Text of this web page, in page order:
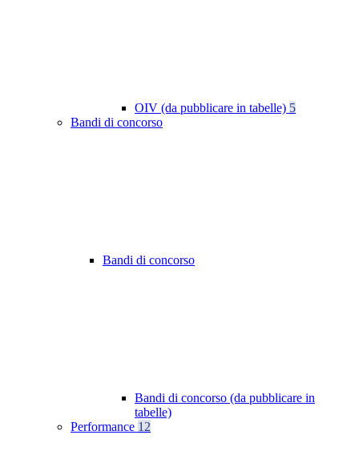
OIV (da pubblicare in tabelle) 5
Bandi di concorso
Bandi di concorso
Bandi di concorso (da pubblicare in
tabelle)
Performance 12